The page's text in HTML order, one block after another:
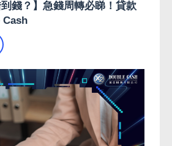
到錢？】急錢周轉必睇！貸款
Cash